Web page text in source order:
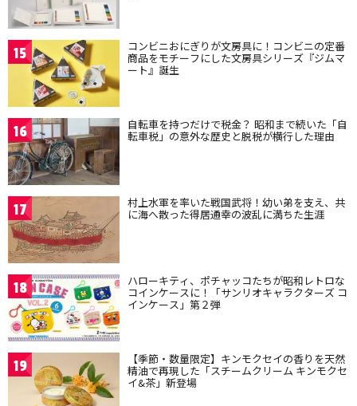
15 コンビニおにぎりが文房具に！コンビニの定番
商品をモチーフにした文房具シリーズ『ジムマ
ート』誕生
16 自転車を持つだけで税金？ 昭和まで続いた「自
転車税」の意外な歴史と脱税が横行した理由
17 村上水軍を率いた戦国武将！幼い弟を支え、共
に海へ散った得居通幸の波乱に満ちた生涯
18 ハローキティ、ポチャッコたちが昭和レトロな
コインケースに！「サンリオキャラクターズ コ
インケース」第２弾
19 【季節・数量限定】キンモクセイの香りを天然
精油で再現した「スチームクリーム キンモクセ
イ&茶」新登場